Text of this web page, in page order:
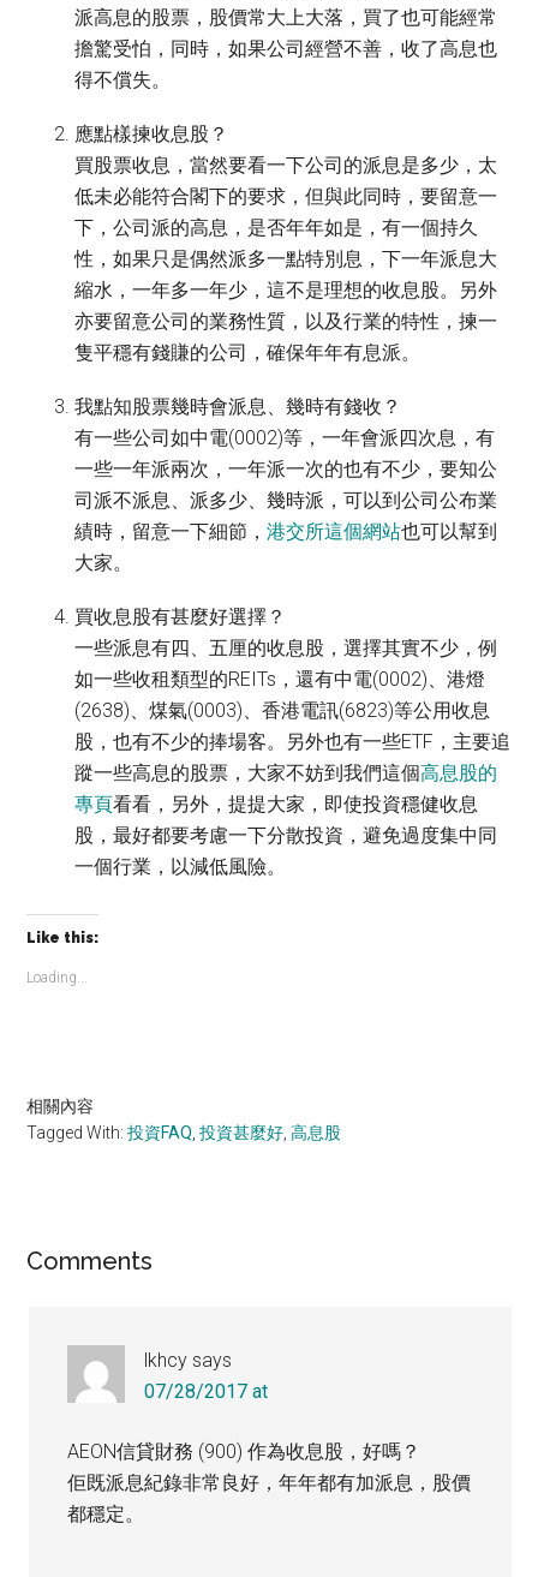
派高息的股票，股價常大上大落，買了也可能經常
擔驚受怕，同時，如果公司經營不善，收了高息也
得不償失。
應點樣揀收息股？
買股票收息，當然要看一下公司的派息是多少，太
低未必能符合閣下的要求，但與此同時，要留意一
下，公司派的高息，是否年年如是，有一個持久
性，如果只是偶然派多一點特別息，下一年派息大
縮水，一年多一年少，這不是理想的收息股。另外
亦要留意公司的業務性質，以及行業的特性，揀一
隻平穩有錢賺的公司，確保年年有息派。
我點知股票幾時會派息、幾時有錢收？
有一些公司如中電(0002)等，一年會派四次息，有
一些一年派兩次，一年派一次的也有不少，要知公
司派不派息、派多少、幾時派，可以到公司公布業
績時，留意一下細節，港交所這個網站也可以幫到
大家。
買收息股有甚麼好選擇？
一些派息有四、五厘的收息股，選擇其實不少，例
如一些收租類型的REITs，還有中電(0002)、港燈
(2638)、煤氣(0003)、香港電訊(6823)等公用收息
股，也有不少的捧場客。另外也有一些ETF，主要追
蹤一些高息的股票，大家不妨到我們這個高息股的
專頁看看，另外，提提大家，即使投資穩健收息
股，最好都要考慮一下分散投資，避免過度集中同
一個行業，以減低風險。
Like this:
Loading...
相關內容
Tagged With:投資FAQ,投資甚麼好,高息股
Reader
Comments
lkhcy says
07/28/2017 at
AEON信貸財務 (900) 作為收息股，好嗎？
佢既派息紀錄非常良好，年年都有加派息，股價
都穩定。